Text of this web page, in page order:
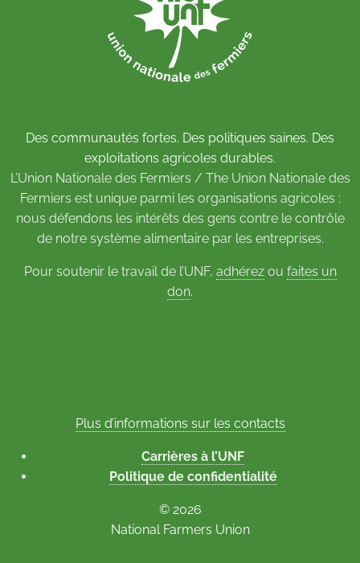
Des communautés fortes. Des politiques saines. Des
exploitations agricoles durables.
L’Union Nationale des Fermiers / The Union Nationale des
Fermiers est unique parmi les organisations agricoles :
nous défendons les intérêts des gens contre le contrôle
de notre système alimentaire par les entreprises.
Pour soutenir le travail de l’UNF, adhérezou faites un
don.
Plus d’informations sur les contacts
Carrières à l’UNF
Politique de confidentialité
© 2026
National Farmers Union